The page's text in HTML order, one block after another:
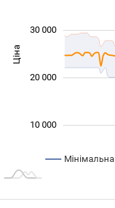
Ціна
10 000
20 000
30 000
Мінімальна